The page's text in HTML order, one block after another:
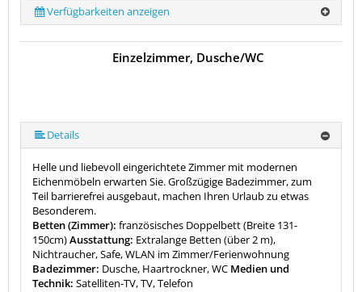
Verfügbarkeiten anzeigen
Einzelzimmer, Dusche/WC
Details
Helle und liebevoll eingerichtete Zimmer mit modernen
Eichenmöbeln erwarten Sie. Großzügige Badezimmer, zum
Teil barrierefrei ausgebaut, machen Ihren Urlaub zu etwas
Besonderem.
Betten (Zimmer): französisches Doppelbett (Breite 131-
150cm)Ausstattung: Extralange Betten (über 2 m),
Nichtraucher, Safe, WLAN im Zimmer/Ferienwohnung
Badezimmer: Dusche, Haartrockner, WC Medien und
Technik: Satelliten-TV, TV, Telefon